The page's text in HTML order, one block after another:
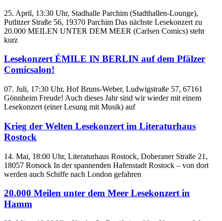
25. April, 13:30 Uhr, Stadhalle Parchim (Stadthallen-Lounge),
Putlitzer Straße 56, 19370 Parchim Das nächste Lesekonzert zu
20.000 MEILEN UNTER DEM MEER (Carlsen Comics) steht
kurz
Lesekonzert ÉMILE IN BERLIN auf dem Pfälzer
Comicsalon!
07. Juli, 17:30 Uhr, Hof Bruns-Weber, Ludwigstraße 57, 67161
Gönnheim Freude! Auch dieses Jahr sind wir wieder mit einem
Lesekonzert (einer Lesung mit Musik) auf
Krieg der Welten Lesekonzert im Literaturhaus
Rostock
14. Mai, 18:00 Uhr, Literaturhaus Rostock, Doberaner Straße 21,
18057 Rotsock In der spannenden Hafenstadt Rostock – von dort
werden auch Schiffe nach London gefahren
20.000 Meilen unter dem Meer Lesekonzert in
Hamm